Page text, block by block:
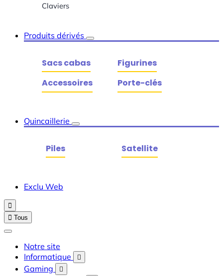
Claviers
Produits dérivés
Sacs cabas
Figurines
Accessoires
Porte-clés
Quincaillerie
Piles Satellite
Exclu Web

 Tous
Notre site
Informatique

Gaming 